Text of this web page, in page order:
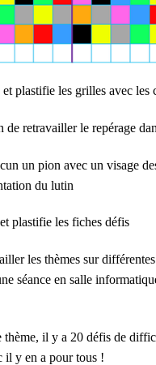
plastifie les grilles avec les
de retravailler le repérage
un pion avec un visage
du lutin
plastifie les fiches défis
les thèmes sur différentes
séance en salle
thème, il y a 20 défis de
il y en a pour tous !